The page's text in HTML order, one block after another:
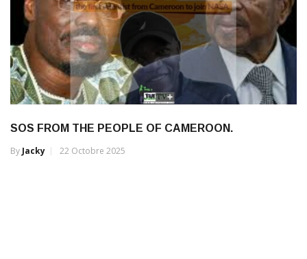
SOS FROM THE PEOPLE OF CAMEROON.
By Jacky 22 Octobre 2025